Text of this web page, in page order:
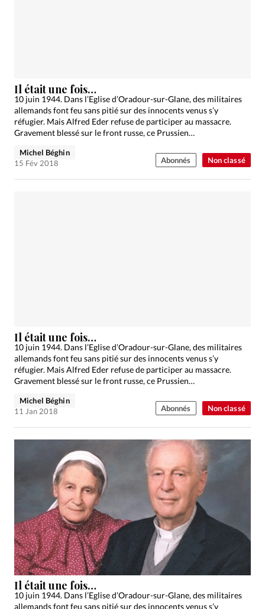
Non classé
Il était une fois…
10 juin 1944. Dans l’Eglise d’Oradour-sur-Glane, des militaires
allemands font feu sans pitié sur des innocents venus s’y
réfugier. Mais Alfred Eder refuse de participer au massacre.
Gravement blessé sur le front russe, ce Prussien…
Michel Béghin
15 Fév 2018
Abonnés
Non classé
Il était une fois…
10 juin 1944. Dans l’Eglise d’Oradour-sur-Glane, des militaires
allemands font feu sans pitié sur des innocents venus s’y
réfugier. Mais Alfred Eder refuse de participer au massacre.
Gravement blessé sur le front russe, ce Prussien…
Michel Béghin
11 Jan 2018
Abonnés
Il était une fois…
10 juin 1944. Dans l’Eglise d’Oradour-sur-Glane, des militaires
allemands font feu sans pitié sur des innocents venus s’y